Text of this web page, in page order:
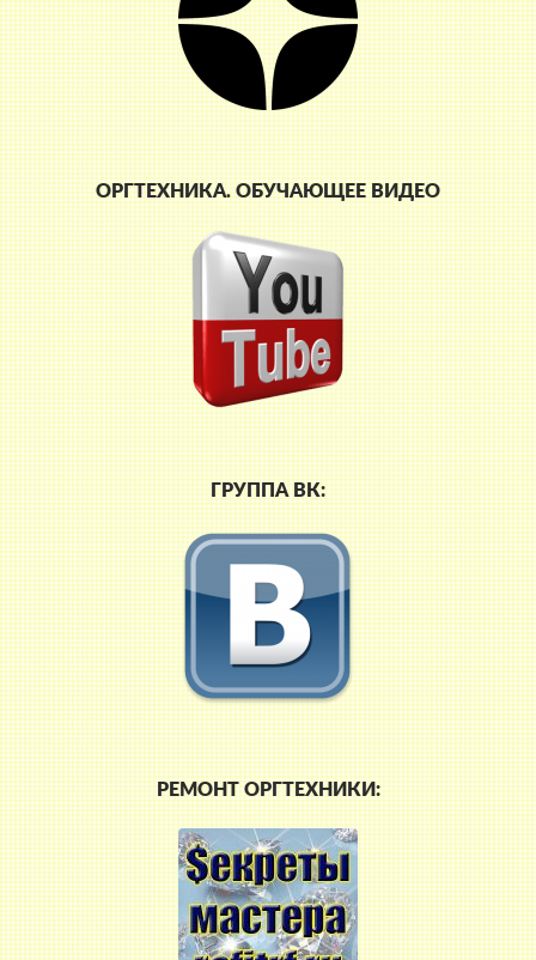
ОРГТЕХНИКА. ОБУЧАЮЩЕЕ ВИДЕО
ГРУППА ВК:
РЕМОНТ ОРГТЕХНИКИ: